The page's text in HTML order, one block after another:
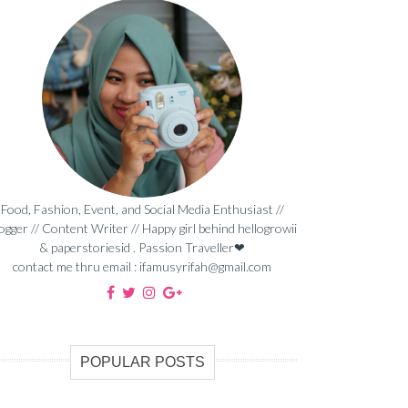
Food, Fashion, Event, and Social Media Enthusiast //
// Content Writer // Happy girl behind hellogrowii
& paperstoriesid . Passion Traveller❤
contact me thru email : ifamusyrifah@gmail.com
POPULAR POSTS